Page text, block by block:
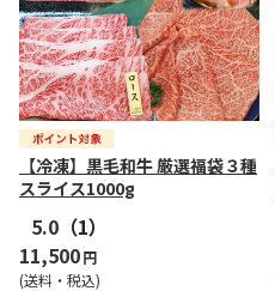
【冷凍】黒毛和牛 厳選福袋３種
スライス1000g
5.0 （1）
11,500円
(送料・税込)